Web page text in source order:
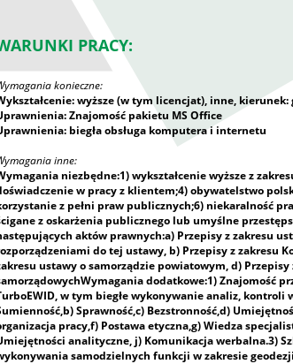
PRACY:
konieczne:
wyższe (w tym licencjat), inne, kierunek:
Znajomość pakietu MS Office
biegła obsługa komputera i internetu
inne:
niezbędne:1) wykształcenie wyższe z
w pracy z klientem;4) obywatelstwo
z pełni praw publicznych;6) niekaralność
z oskarżenia publicznego lub umyślne
aktów prawnych:a) Przepisy z zakresu
do tej ustawy, b) Przepisy z zakresu
ustawy o samorządzie powiatowym, d)
dodatkowe:1) Znajomość
w tym biegłe wykonywanie analiz,
Sprawność,c) Bezstronność,d)
pracy,f) Postawa etyczna,g) Wiedza
analityczne, j) Komunikacja werbalna.3)
samodzielnych funkcji w zakresie